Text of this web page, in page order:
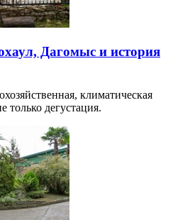
Дагомыс и история
климатическая
только дегустация.